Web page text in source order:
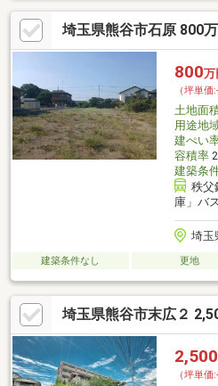
埼玉県熊谷市石原 800
800万
（坪単価:-
土地面
用途地
建ぺい
容積率
建築条
秩父
庫」バ
埼玉
建築条件なし 更地
埼玉県熊谷市末広２
2,500
（坪単価:-